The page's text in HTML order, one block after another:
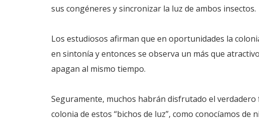
sus congéneres y sincronizar la luz de ambos insectos.
Los estudiosos afirman que en oportunidades la
en sintonía y entonces se observa un más que
apagan al mismo tiempo.
Seguramente, muchos habrán disfrutado el
colonia de estos “bichos de luz”, como conocíamos